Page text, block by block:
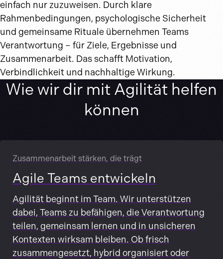
einfach nur zuzuweisen. Durch klare
Rahmenbedingungen, psychologische Sicherheit
und gemeinsame Rituale übernehmen Teams
Verantwortung – für Ziele, Ergebnisse und
Zusammenarbeit. Das schafft Motivation,
Verbindlichkeit und nachhaltige Wirkung.
Wie wir dir mit Agilität helfen
können
Zusammenarbeit stärken, die trägt
Agile Teams entwickeln
Agilität beginnt im Team. Wir unterstützen
dabei, Teams zu befähigen, die Verantwortung
teilen, gemeinsam lernen und in unsicheren
Kontexten wirksam bleiben. Ob frisch
zusammengesetzt, hybrid organisiert oder